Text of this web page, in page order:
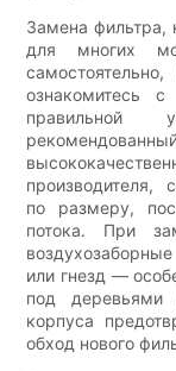
Замена фильтра,
для многих
ознакомитесь
правильной
производителя,
по размеру,
потока. При
или гнезд —
под деревьями
корпуса
обход нового